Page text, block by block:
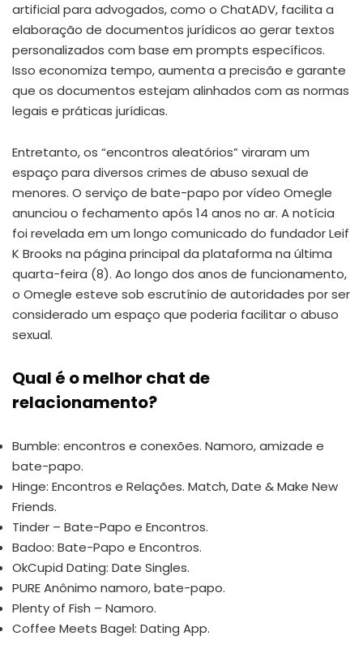
artificial para advogados, como o ChatADV, facilita a
elaboração de documentos jurídicos ao gerar textos
personalizados com base em prompts específicos.
Isso economiza tempo, aumenta a precisão e garante
que os documentos estejam alinhados com as normas
legais e práticas jurídicas.
Entretanto, os “encontros aleatórios” viraram um
espaço para diversos crimes de abuso sexual de
menores. O serviço de bate-papo por vídeo Omegle
anunciou o fechamento após 14 anos no ar. A notícia
foi revelada em um longo comunicado do fundador Leif
K Brooks na página principal da plataforma na última
quarta-feira (8). Ao longo dos anos de funcionamento,
o Omegle esteve sob escrutínio de autoridades por ser
considerado um espaço que poderia facilitar o abuso
sexual.
Qual é o melhor chat de
relacionamento?
Bumble: encontros e conexões. Namoro, amizade e
bate-papo.
Hinge: Encontros e Relações. Match, Date & Make New
Friends.
Tinder – Bate-Papo e Encontros.
Badoo: Bate-Papo e Encontros.
OkCupid Dating: Date Singles.
PURE Anônimo namoro, bate-papo.
Plenty of Fish – Namoro.
Coffee Meets Bagel: Dating App.